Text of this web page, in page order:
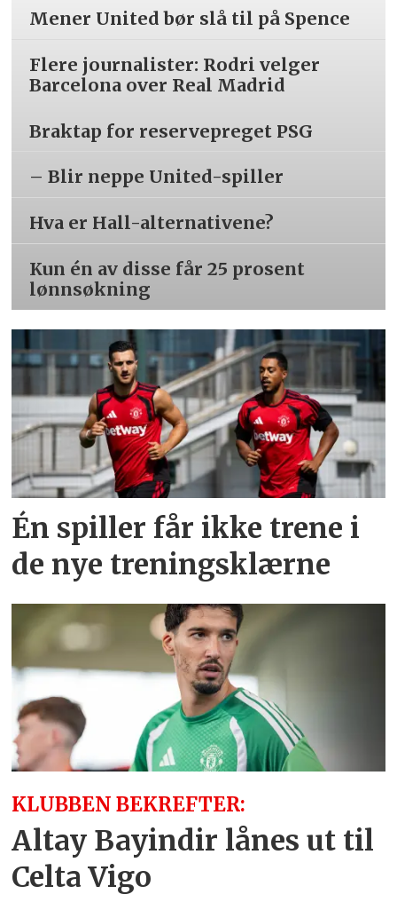
Mener United bør slå til på Spence
Flere journalister: Rodri velger
Barcelona over Real Madrid
Braktap for reservepreget PSG
– Blir neppe United-spiller
Hva er Hall-alternativene?
Kun én av disse får 25 prosent
lønnsøkning
Én spiller får ikke trene i
de nye treningsklærne
KLUBBEN BEKREFTER:
Altay Bayindir lånes ut til
Celta Vigo